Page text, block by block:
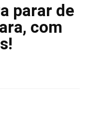
parar de
com